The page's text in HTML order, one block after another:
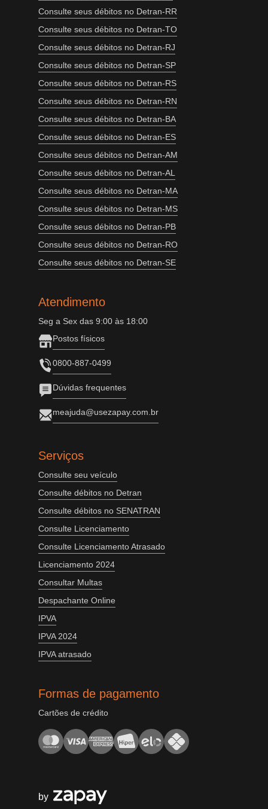
Consulte seus débitos no Detran-RR
Consulte seus débitos no Detran-TO
Consulte seus débitos no Detran-RJ
Consulte seus débitos no Detran-SP
Consulte seus débitos no Detran-RS
Consulte seus débitos no Detran-RN
Consulte seus débitos no Detran-BA
Consulte seus débitos no Detran-ES
Consulte seus débitos no Detran-AM
Consulte seus débitos no Detran-AL
Consulte seus débitos no Detran-MA
Consulte seus débitos no Detran-MS
Consulte seus débitos no Detran-PB
Consulte seus débitos no Detran-RO
Consulte seus débitos no Detran-SE
Atendimento
Seg a Sex das 9:00 às 18:00
Postos físicos
0800-887-0499
Dúvidas frequentes
meajuda@usezapay.com.br
Serviços
Consulte seu veículo
Consulte débitos no Detran
Consulte débitos no SENATRAN
Consulte Licenciamento
Consulte Licenciamento Atrasado
Licenciamento 2024
Consultar Multas
Despachante Online
IPVA
IPVA 2024
IPVA atrasado
Formas de pagamento
Cartões de crédito
by